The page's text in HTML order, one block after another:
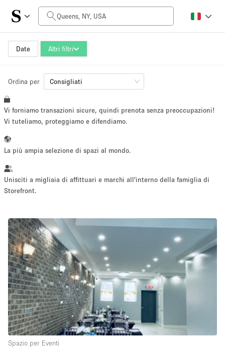
Date Altri filtri
Prezzo al giorno
$0
Dimensioni dello spazio
5000+ sq ft
~ 13 persone
artistico
Servizio
fotografico
Conferenza Meeting Ufficio
Acquista
Condividi
Tipo di spazio
Acquista Condividi
Ordina per Consigliati
Vi forniamo transazioni sicure, quindi prenota senza preoccupazioni!
Vi tuteliamo, proteggiamo e difendiamo.
La più ampia selezione di spazi al mondo.
Unisciti a migliaia di affittuari e marchi all'interno della famiglia di
Storefront.
Spazio per Eventi